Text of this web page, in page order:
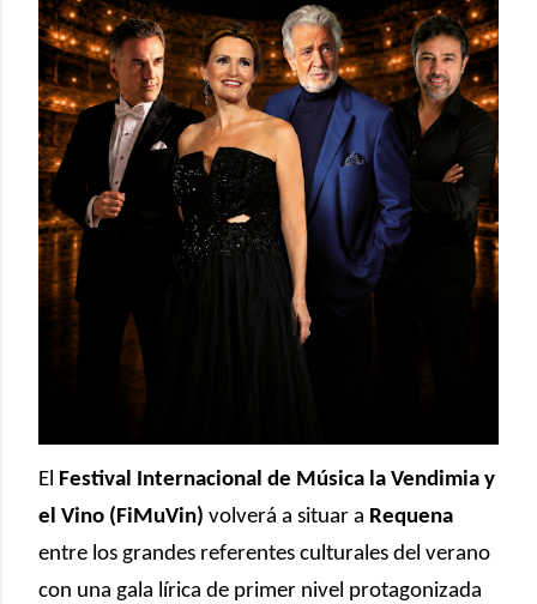
El Festival Internacional de Música la Vendimia y
el Vino (FiMuVin) volverá a situar a Requena
entre los grandes referentes culturales del verano
con una gala lírica de primer nivel protagonizada